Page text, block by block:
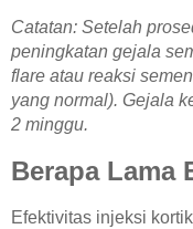
Catatan: Setelah
peningkatan gejala
flare atau reaksi
yang normal). Gejala
2 minggu.
Berapa Lama
Efektivitas injeksi